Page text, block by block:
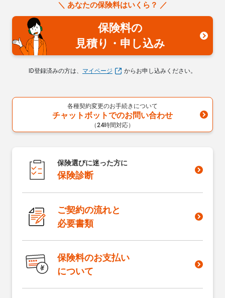
＼ あなたの保険料はいくら？ ／
保険料の
見積り・申し込み
ID登録済みの方は、 マイページ からお申し込みください。
各種契約変更のお手続きについて
チャットボットでのお問い合わせ
（24時間対応）
保険選びに迷った方に
保険診断
ご契約の流れと
必要書類
保険料のお支払い
について